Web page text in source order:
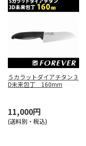
５カラットダイアチタン３
D未来包丁 160mm
11,000円
(送料別・税込)